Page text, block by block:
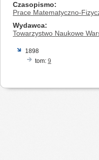
Czasopismo
Prace Matematyczno-
Wydawca
Towarzystwo Naukowe
1898
tom: 9